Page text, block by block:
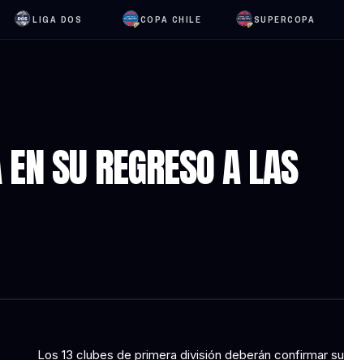
LIGA DOS COPA CHILE SUPERCOPA
SU REGRESO A LAS
Los 13 clubes de primera división deberán confirmar